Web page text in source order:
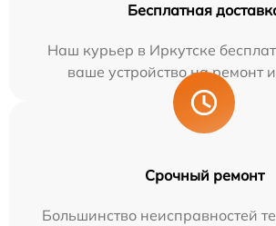
Бесплатная
Наш курьер в Иркутске
ваше устройство на ремонт
Срочный ремонт
Большинство неисправностей